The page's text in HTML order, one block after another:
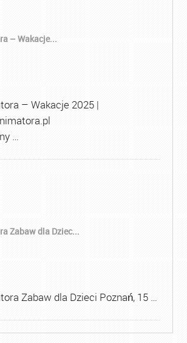
– Wakacje...
– Wakacje 2025 |
…
Zabaw dla Dziec...
Zabaw dla Dzieci Poznań, 15 …